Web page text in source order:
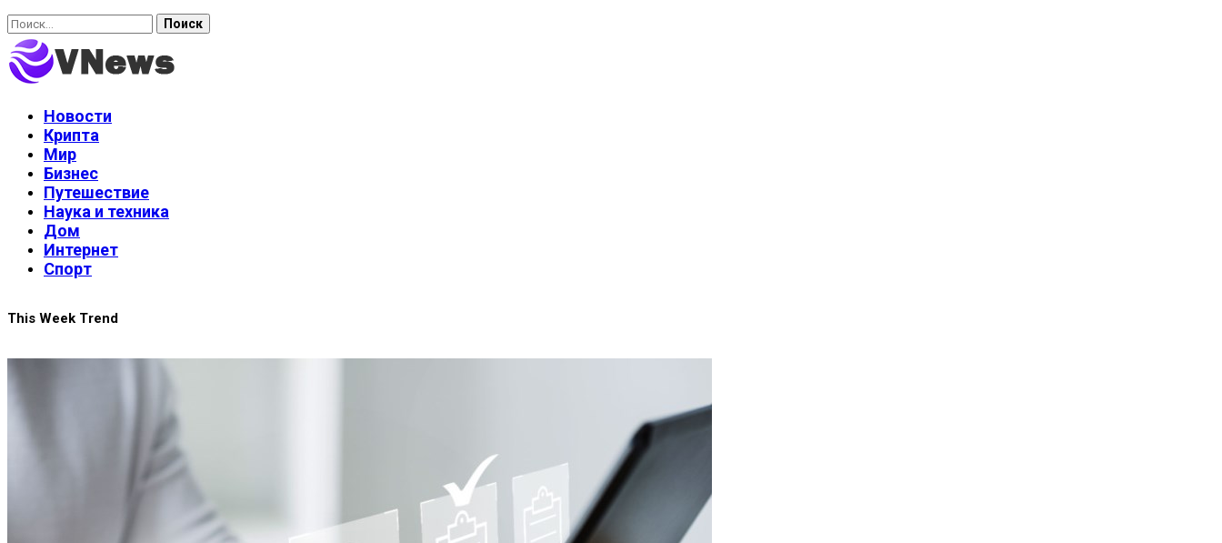
Найти:
Новости
Крипта
Мир
Бизнес
Путешествие
Наука и техника
Дом
Интернет
Спорт
This Week Trend